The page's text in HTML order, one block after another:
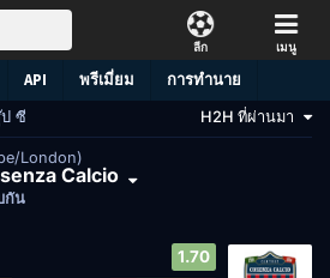
ลีก เมนู
API พรีเมี่ยม การทำนาย
ซี H2H ที่ผ่านมา
London)
Calcio
กัน
1.70